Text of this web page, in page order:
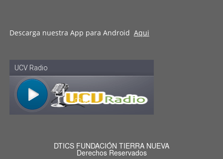
Descarga nuestra App para Android Aqui
DTICS FUNDACIÓN TIERRA NUEVA
Derechos Reservados